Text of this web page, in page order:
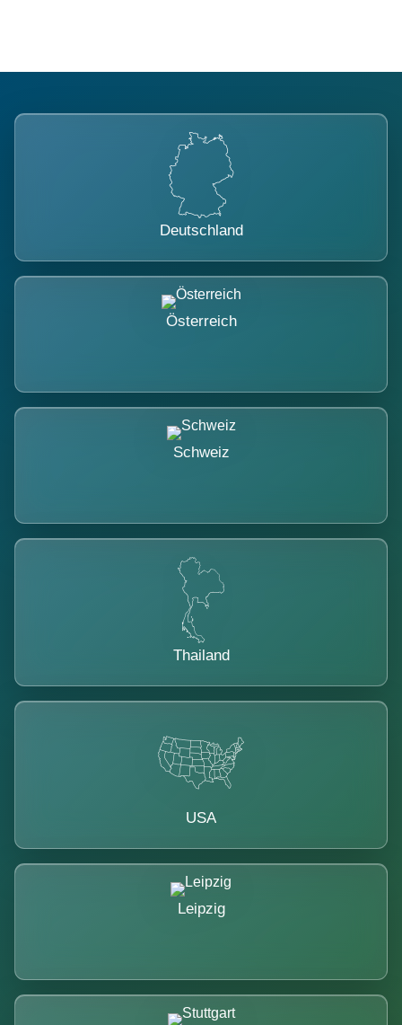
Deutschland
Österreich
Schweiz
Thailand
USA
Leipzig